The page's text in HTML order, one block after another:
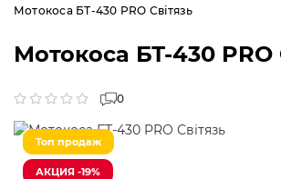
Мотокоса БТ-430 PRO Світязь
Мотокоса БТ-430 PRO
0
Топ продаж
АКЦИЯ -19%